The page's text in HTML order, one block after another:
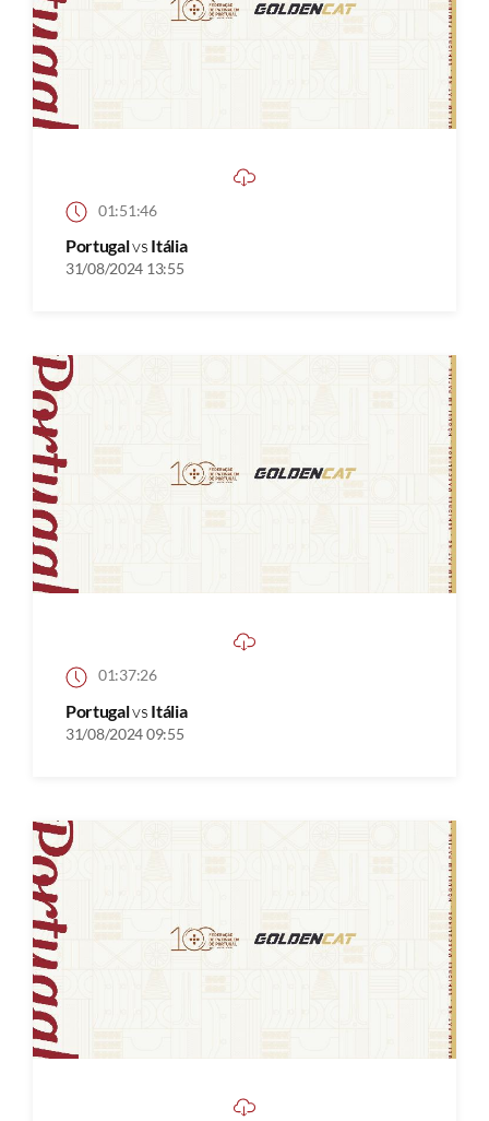
01:51:46
Portugalvs Itália
31/08/2024 13:55
01:37:26
Portugalvs Itália
31/08/2024 09:55